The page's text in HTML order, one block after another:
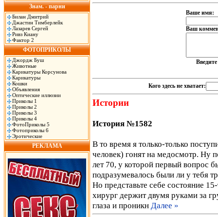
Знам. - парни
Билан Дмитрий
Джастин Тимберлейк
Лазарев Сергей
Ривз Киану
Фактор 2
ФОТОПРИКОЛЫ
Джордж Буш
Животные
Карикатуры Корсунова
Карикатуры
Кошки
Объявления
Оптические иллюзии
Приколы 1
Приколы 2
Приколы 3
Приколы 4
ФотоПриколы 5
Фотоприколы 6
Эротические
РЕКЛАМА
Ваше имя:
Ваш
Кого здесь не хватает:
Истории
История №1582
В то время я только-только
человек) гонят на медосмотр. Ну
лет 70, у которой первый вопрос
подразумевалось были ли у тебя
Но представьте себе состояние
хирург держит двумя руками за
глаза и проникн Далее »